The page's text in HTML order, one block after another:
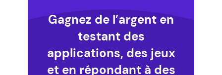
Gagnez de l’argent en
testant des
applications, des jeux
et en répondant à des